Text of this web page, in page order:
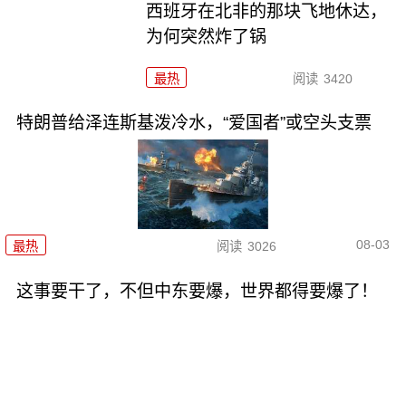
西班牙在北非的那块飞地休达，
为何突然炸了锅
最热 阅读 3420
特朗普给泽连斯基泼冷水，“爱国者”或空头支票
最热 阅读 3026 08-03
这事要干了，不但中东要爆，世界都得要爆了！